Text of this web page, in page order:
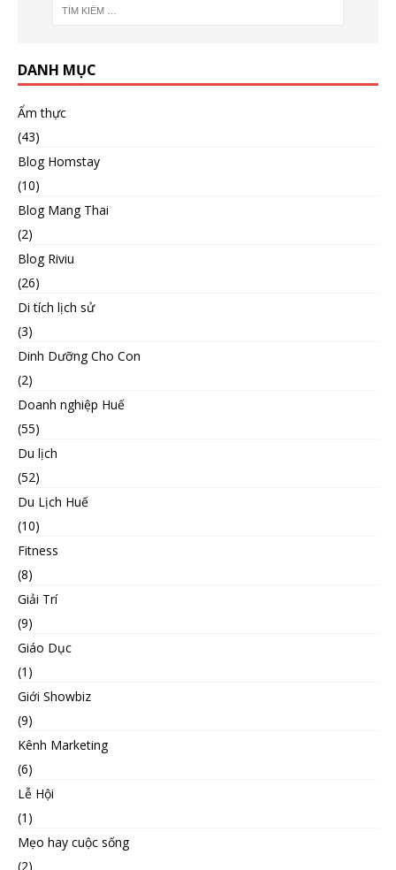
DANH MỤC
Ẩm thực
(43)
Blog Homstay
(10)
Blog Mang Thai
(2)
Blog Riviu
(26)
Di tích lịch sử
(3)
Dinh Dưỡng Cho Con
(2)
Doanh nghiệp Huế
(55)
Du lịch
(52)
Du Lịch Huế
(10)
Fitness
(8)
Giải Trí
(9)
Giáo Dục
(1)
Giới Showbiz
(9)
Kênh Marketing
(6)
Lễ Hội
(1)
Mẹo hay cuộc sống
(2)